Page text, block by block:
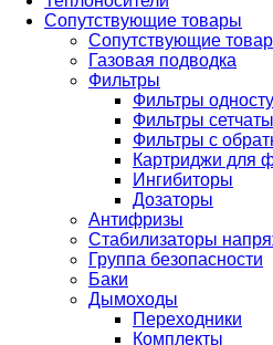
Сопутствующие товары
Сопутствующие
Газовая подводка
Фильтры
Фильтры
Фильтры
Фильтры с
Картриджи для
Ингибиторы
Дозаторы
Антифризы
Стабилизаторы
Группа безопасности
Баки
Дымоходы
Переходники
Комплекты